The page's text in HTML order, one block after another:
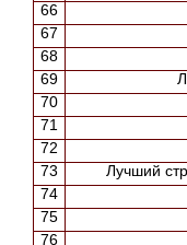
66
67
68
69
70
71
72
73
Лучший
74
75
76